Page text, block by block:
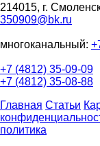
214015, г.
350909@bk.ru
многоканальный:
+7 (4812) 35-09-09
+7 (4812) 35-08-88
Главная Статьи
политика